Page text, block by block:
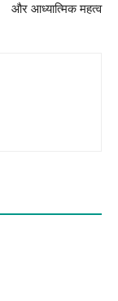
और आध्यात्मिक महत्व